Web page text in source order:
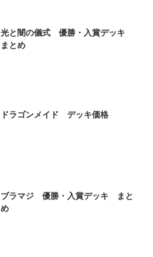
光と闇の儀式 優勝・入賞デッキ
まとめ
ドラゴンメイド デッキ価格
ブラマジ 優勝・入賞デッキ まと
め